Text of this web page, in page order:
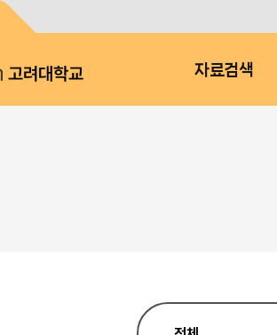
고려대학교 자료검색